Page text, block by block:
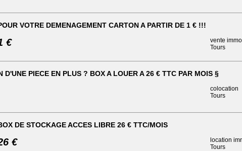
VOTRE DEMENAGEMENT CARTON A PARTIR DE 1 € !!!
€
vente
Tours
D'UNE PIECE EN PLUS ? BOX A LOUER A 26 € TTC PAR MOIS §
colocation
Tours
DE STOCKAGE ACCES LIBRE 26 € TTC/MOIS
€
location
Tours